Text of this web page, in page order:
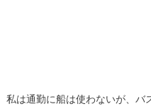
私は通勤に船は使わないが、バ